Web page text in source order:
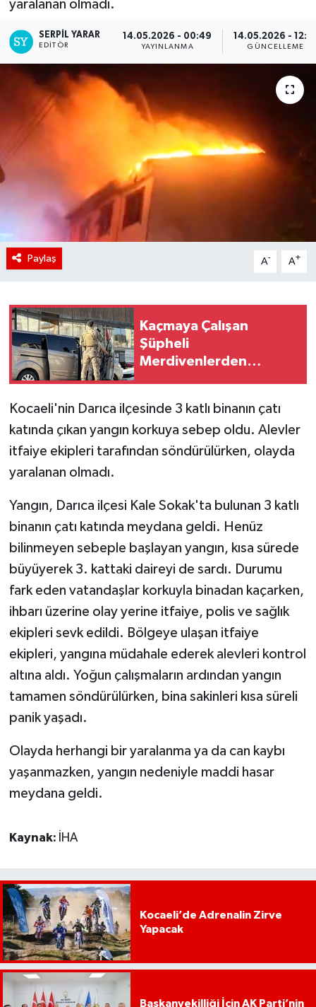
yaralanan olmadı.
SERPİL YARAR
EDITÖR
14.05.2026 - 00:49
YAYINLANMA
14.05.2026 -
GÜNCELLEME
Paylaş A- A+
Kaçmaya Çalışan
Şüpheli
Merdivenlerden
Kocaeli'nin Darıca ilçesinde 3 katlı binanın çatı
katında çıkan yangın korkuya sebep oldu. Alevler
itfaiye ekipleri tarafından söndürülürken, olayda
yaralanan olmadı.
Yangın, Darıca ilçesi Kale Sokak'ta bulunan 3 katlı
binanın çatı katında meydana geldi. Henüz
bilinmeyen sebeple başlayan yangın, kısa sürede
büyüyerek 3. kattaki daireyi de sardı. Durumu
fark eden vatandaşlar korkuyla binadan kaçarken,
ihbarı üzerine olay yerine itfaiye, polis ve sağlık
ekipleri sevk edildi. Bölgeye ulaşan itfaiye
ekipleri, yangına müdahale ederek alevleri kontrol
altına aldı. Yoğun çalışmaların ardından yangın
tamamen söndürülürken, bina sakinleri kısa süreli
panik yaşadı.
Olayda herhangi bir yaralanma ya da can kaybı
yaşanmazken, yangın nedeniyle maddi hasar
meydana geldi.
Kaynak: İHA
Kocaeli’de Adrenalin Zirve
Yapacak
Başkanvekilliği İçin AK Parti’nin